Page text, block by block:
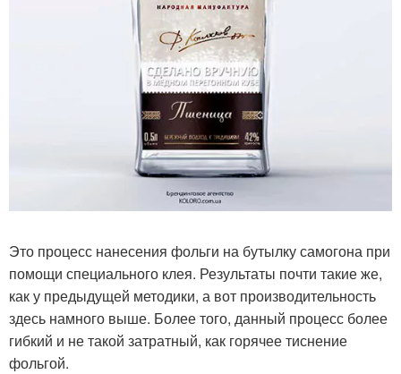
Это процесс нанесения фольги на бутылку самогона при
помощи специального клея. Результаты почти такие же,
как у предыдущей методики, а вот производительность
здесь намного выше. Более того, данный процесс более
гибкий и не такой затратный, как горячее тиснение
фольгой.